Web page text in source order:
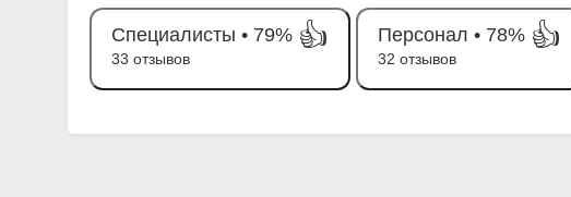
Специалисты • 79% 👍
33 отзывов
Персонал • 78% 👍
32 отзывов